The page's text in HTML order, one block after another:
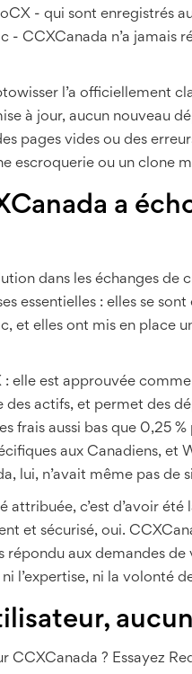
- qui sont enregistrés
- CCXCanada n’a jamais
l’a officiellement
à jour, aucun nouveau
pages vides ou des
escroquerie ou un clone
a
dans les échanges
essentielles : elles se
et elles ont mis en place
elle est approuvée
actifs, et permet des
frais aussi bas que 0,25
aux Canadiens,
lui, n’avait même pas
attribuée, c’est d’avoir
et sécurisé, oui.
répondu aux demandes
ni l’expertise, ni la volonté
CCXCanada ? Essayez